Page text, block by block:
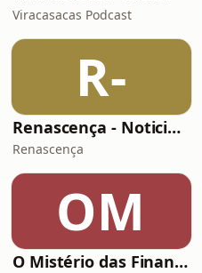
Viracasacas Podcast
R-
Renascença - Noticiários
Renascença
OM
O Mistério das Finanças